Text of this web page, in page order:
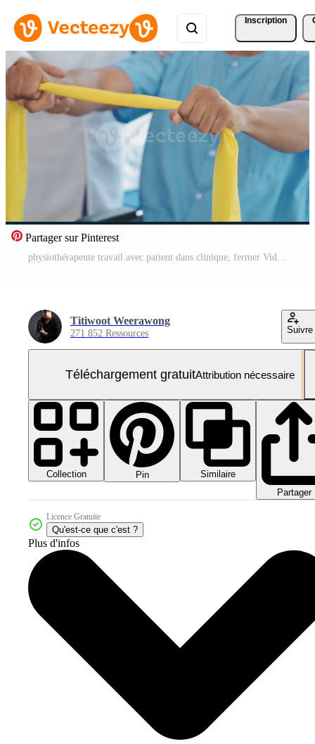
Inscription
Partager sur Pinterest
physiothérapeute travail avec patient dans clinique, fermer Vidéo Gratuite
Titiwoot Weerawong
271 852 Ressources Suivre
Téléchargement gratuitAttribution nécessaire
Collection Pin
Similaire
Partager
Licence Gratuite
Qu'est-ce que c'est ?
Plus d'infos